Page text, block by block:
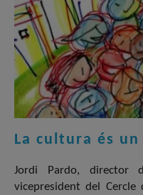
La cultura és
Jordi Pardo, director
vicepresident del